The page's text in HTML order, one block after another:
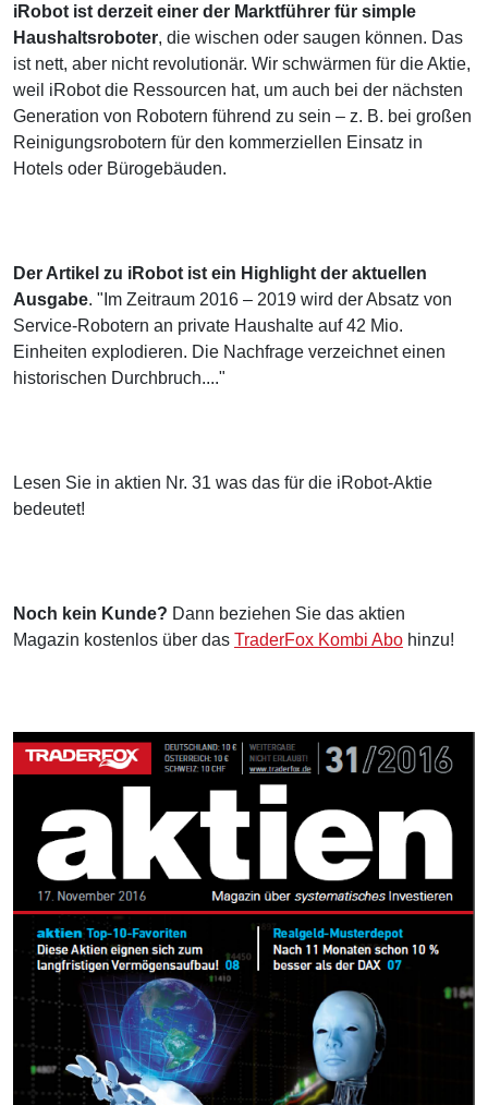
iRobot ist derzeit einer der Marktführer für simple
Haushaltsroboter, die wischen oder saugen können. Das
ist nett, aber nicht revolutionär. Wir schwärmen für die Aktie,
weil iRobot die Ressourcen hat, um auch bei der nächsten
Generation von Robotern führend zu sein – z. B. bei großen
Reinigungsrobotern für den kommerziellen Einsatz in
Hotels oder Bürogebäuden.
Der Artikel zu iRobot ist ein Highlight der aktuellen
Ausgabe. "Im Zeitraum 2016 – 2019 wird der Absatz von
Service-Robotern an private Haushalte auf 42 Mio.
Einheiten explodieren. Die Nachfrage verzeichnet einen
historischen Durchbruch...."
Lesen Sie in aktien Nr. 31 was das für die iRobot-Aktie
bedeutet!
Noch kein Kunde? Dann beziehen Sie das aktien
Magazin kostenlos über das TraderFox Kombi Abo hinzu!